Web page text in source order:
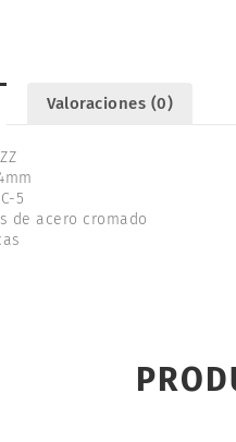
Valoraciones (0)
5
de acero cromado